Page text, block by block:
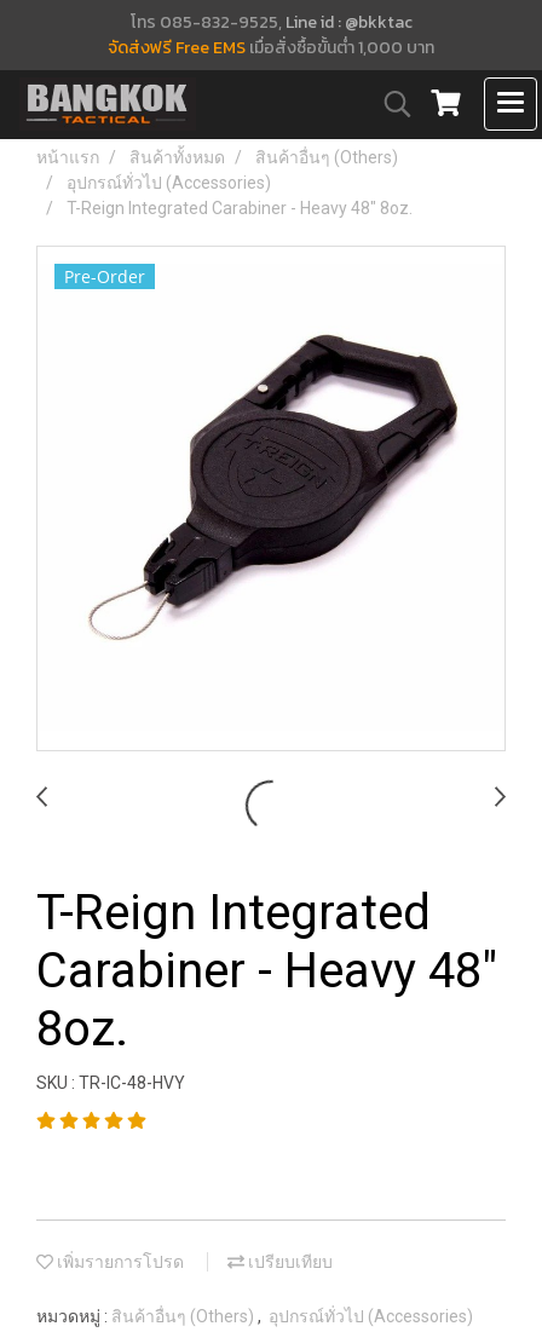
โทร 085-832-9525, Line id : @bkktac
จัดส่งฟรี Free EMSเมื่อสั่งซื้อขั้นต่ำ 1,000 บาท
หน้าแรก สินค้าทั้งหมด
สินค้าอื่นๆ (Others)
อุปกรณ์ทั่วไป (Accessories)
T-Reign Integrated Carabiner - Heavy 48" 8oz.
Pre-Order
T-Reign Integrated
Carabiner - Heavy 48"
8oz.
SKU : TR-IC-48-HVY
เพิ่มรายการโปรด เปรียบเทียบ
หมวดหมู่ : สินค้าอื่นๆ (Others) , อุปกรณ์ทั่วไป (Accessories)